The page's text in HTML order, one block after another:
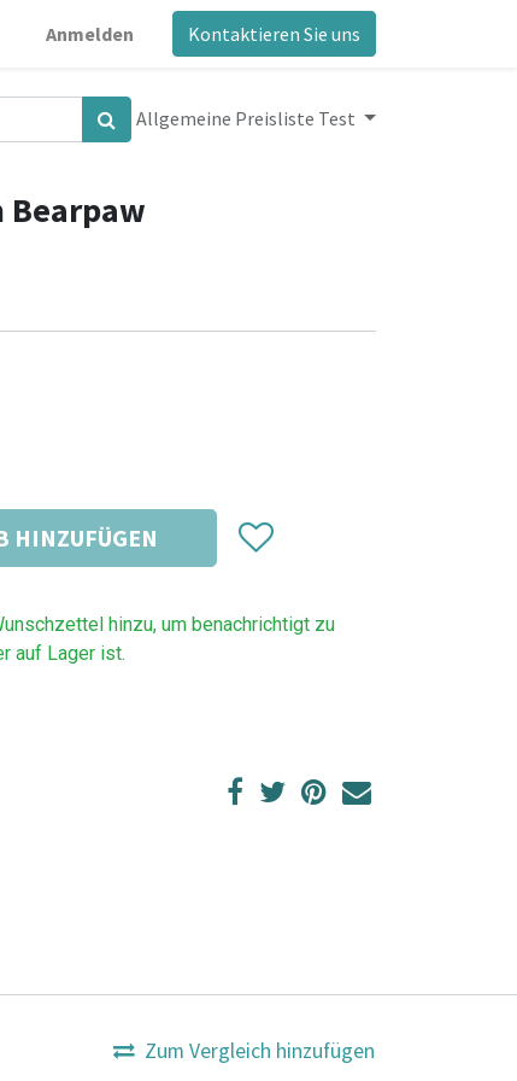
Anmelden Kontaktieren Sie uns
Allgemeine Preisliste Test
Bearpaw
HINZUFÜGEN
hinzu, um benachrichtigt zu
auf Lager ist.
Zum Vergleich hinzufügen